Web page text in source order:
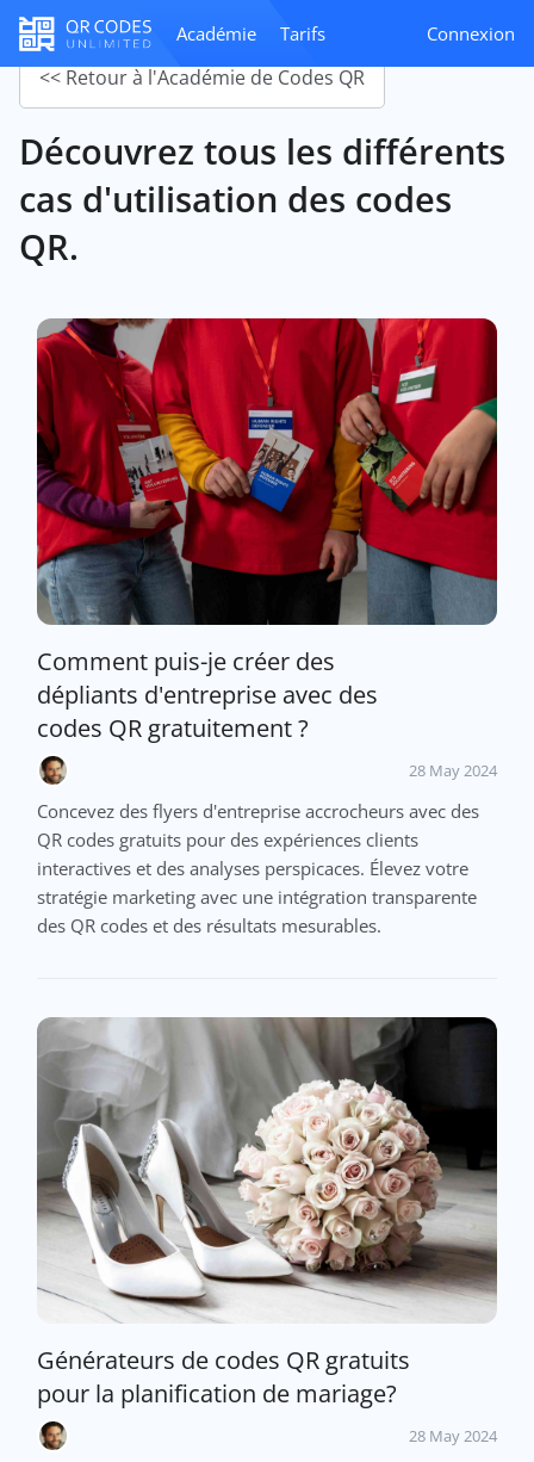
Académie Tarifs Connexion
<< Retour à l'Académie de Codes QR
Découvrez tous les différents
cas d'utilisation des codes
QR.
Comment puis-je créer des
dépliants d'entreprise avec des
codes QR gratuitement ?
28 May 2024
Concevez des flyers d'entreprise accrocheurs avec des
QR codes gratuits pour des expériences clients
interactives et des analyses perspicaces. Élevez votre
stratégie marketing avec une intégration transparente
des QR codes et des résultats mesurables.
Générateurs de codes QR gratuits
pour la planification de mariage?
28 May 2024